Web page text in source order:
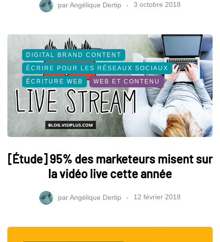
parAngélique Dertip 3 octobre 2018
DIGITAL BRAND CONTENT
ÉCRIRE POUR LES RÉSEAUX SOCIAUX
ÉCRITURE WEB
WEB ET CONTENU
[Étude] 95% des marketeurs misent sur
la vidéo live cette année
parAngélique Dertip 12 février 2018